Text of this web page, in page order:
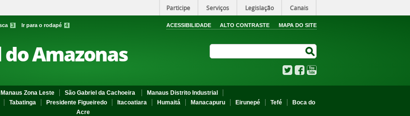
Participe Serviços Legislação Canais
3 Ir para o rodapé 4 ACESSIBILIDADE ALTO CONTRASTE MAPA DO SITE
Amazonas
TwitterFacebook
Manaus Zona Leste São Gabriel da Cachoeira
Manaus Distrito Industrial
Tabatinga Presidente Figueiredo Itacoatiara Humaitá Manacapuru Eirunepé Tefé
Boca do
Acre